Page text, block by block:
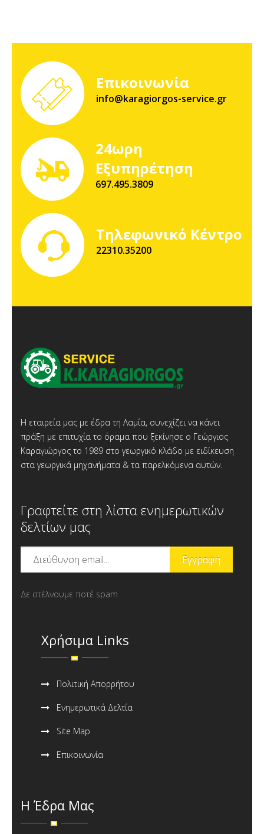
Επικοινωνία
info@karagiorgos-service.gr
24ωρη
Εξυπηρέτηση
697.495.3809
Τηλεφωνικό Κέντρο
22310.35200
Η εταιρεία μας με έδρα τη Λαμία, συνεχίζει να κάνει
πράξη με επιτυχία το όραμα που ξεκίνησε ο Γεώργιος
Καραγιώργος το 1989 στο γεωργικό κλάδο με ειδίκευση
στα γεωργικά μηχανήματα & τα παρελκόμενα αυτών.
Γραφτείτε στη λίστα ενημερωτικών
δελτίων μας
Δε στέλνουμε ποτέ spam
Χρήσιμα Links
Πολιτική Απορρήτου
Ενημερωτικά Δελτία
Site Map
Επικοινωνία
Η Έδρα Μας